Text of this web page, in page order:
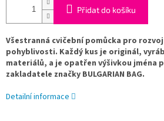
Přidat do košíku
Všestranná cvičební pomůcka pro
pohyblivosti. Každý kus je originál,
materiálů, a je opatřen výšivkou jména
zakladatele značky BULGARIAN BAG.
Detailní informace